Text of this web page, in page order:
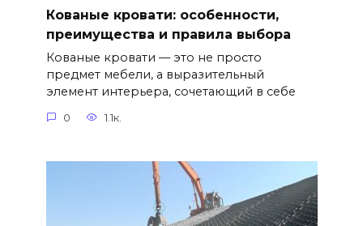
Кованые кровати: особенности,
преимущества и правила выбора
Кованые кровати — это не просто
предмет мебели, а выразительный
элемент интерьера, сочетающий в себе
0 1.1к.